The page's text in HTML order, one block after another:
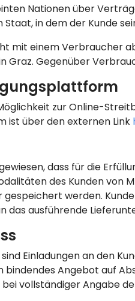
Nationen über
in dem der Kunde
mit einem Verbraucher
Graz. Gegenüber
zur Online-
ist über den externen Link
dass für die
des Kunden
werden.
das ausführende
Einladungen an den
bindendes Angebot auf
vollständiger Angabe